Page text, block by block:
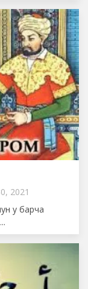
2021
у барча